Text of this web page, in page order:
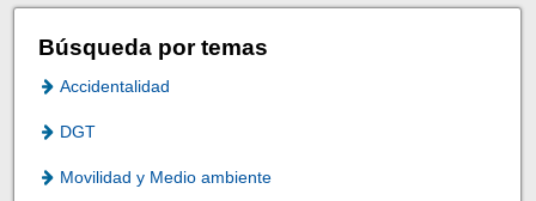
Búsqueda por temas
Accidentalidad
DGT
Movilidad y Medio ambiente